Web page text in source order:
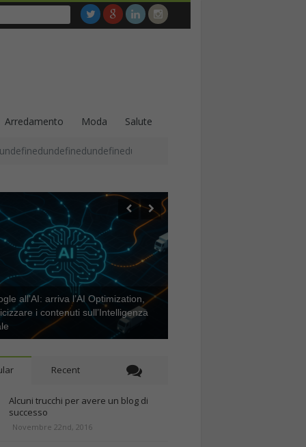
Arredamento Moda Salute
all’AI: arriva l’AI Optimization,
i contenuti sull’Intelligenza
Recent
Alcuni trucchi per avere un blog di
successo
Novembre 22nd, 2016